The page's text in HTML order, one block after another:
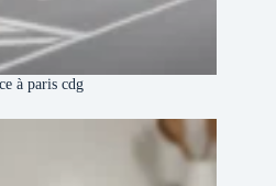
à paris cdg